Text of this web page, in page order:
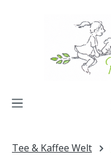
Tee & Kaffee Welt